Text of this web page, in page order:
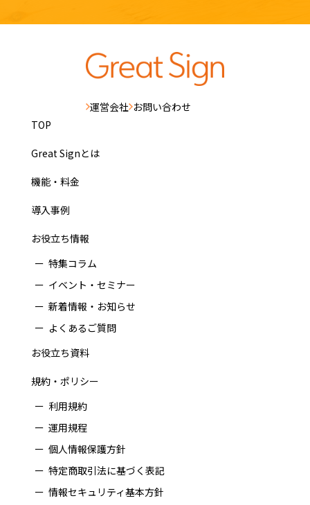
運営会社 お問い合わせ
TOP
Great Signとは
機能・料金
導入事例
お役立ち情報
特集コラム
イベント・セミナー
新着情報・お知らせ
よくあるご質問
お役立ち資料
規約・ポリシー
利用規約
運用規程
個人情報保護方針
特定商取引法に基づく表記
情報セキュリティ基本方針